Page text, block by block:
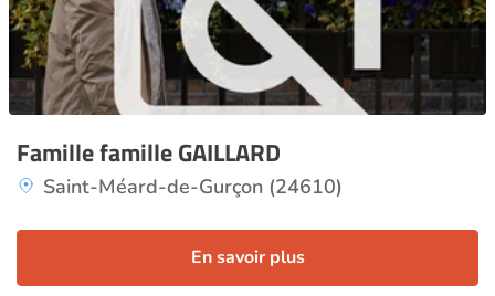
Famille famille GAILLARD
Saint-Méard-de-Gurçon (24610)
En savoir plus